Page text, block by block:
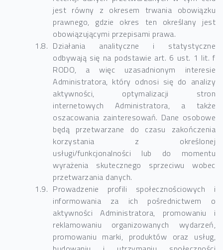
jest równy z okresem trwania obowiązku
prawnego, gdzie okres ten określany jest
obowiązującymi przepisami prawa.
Działania analityczne i statystyczne
odbywają się na podstawie art. 6 ust. 1 lit. f
RODO, a więc uzasadnionym interesie
Administratora, który odnosi się do analizy
aktywności, optymalizacji stron
internetowych Administratora, a także
oszacowania zainteresowań. Dane osobowe
będą przetwarzane do czasu zakończenia
korzystania z określonej
usługi/funkcjonalności lub do momentu
wyrażenia skutecznego sprzeciwu wobec
przetwarzania danych.
Prowadzenie profili społecznościowych i
informowania za ich pośrednictwem o
aktywności Administratora, promowaniu i
reklamowaniu organizowanych wydarzeń,
promowaniu marki, produktów oraz usług,